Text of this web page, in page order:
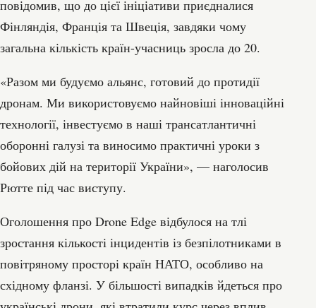
повідомив, що до цієї ініціативи приєдналися
Фінляндія, Франція та Швеція, завдяки чому
загальна кількість країн-учасниць зросла до 20.
«Разом ми будуємо альянс, готовий до протидії
дронам. Ми використовуємо найновіші інноваційні
технології, інвестуємо в наші трансатлантичні
оборонні галузі та виносимо практичні уроки з
бойових дій на території України», — наголосив
Рютте під час виступу.
Оголошення про Drone Edge відбулося на тлі
зростання кількості інцидентів із безпілотниками в
повітряному просторі країн НАТО, особливо на
східному фланзі. У більшості випадків йдеться про